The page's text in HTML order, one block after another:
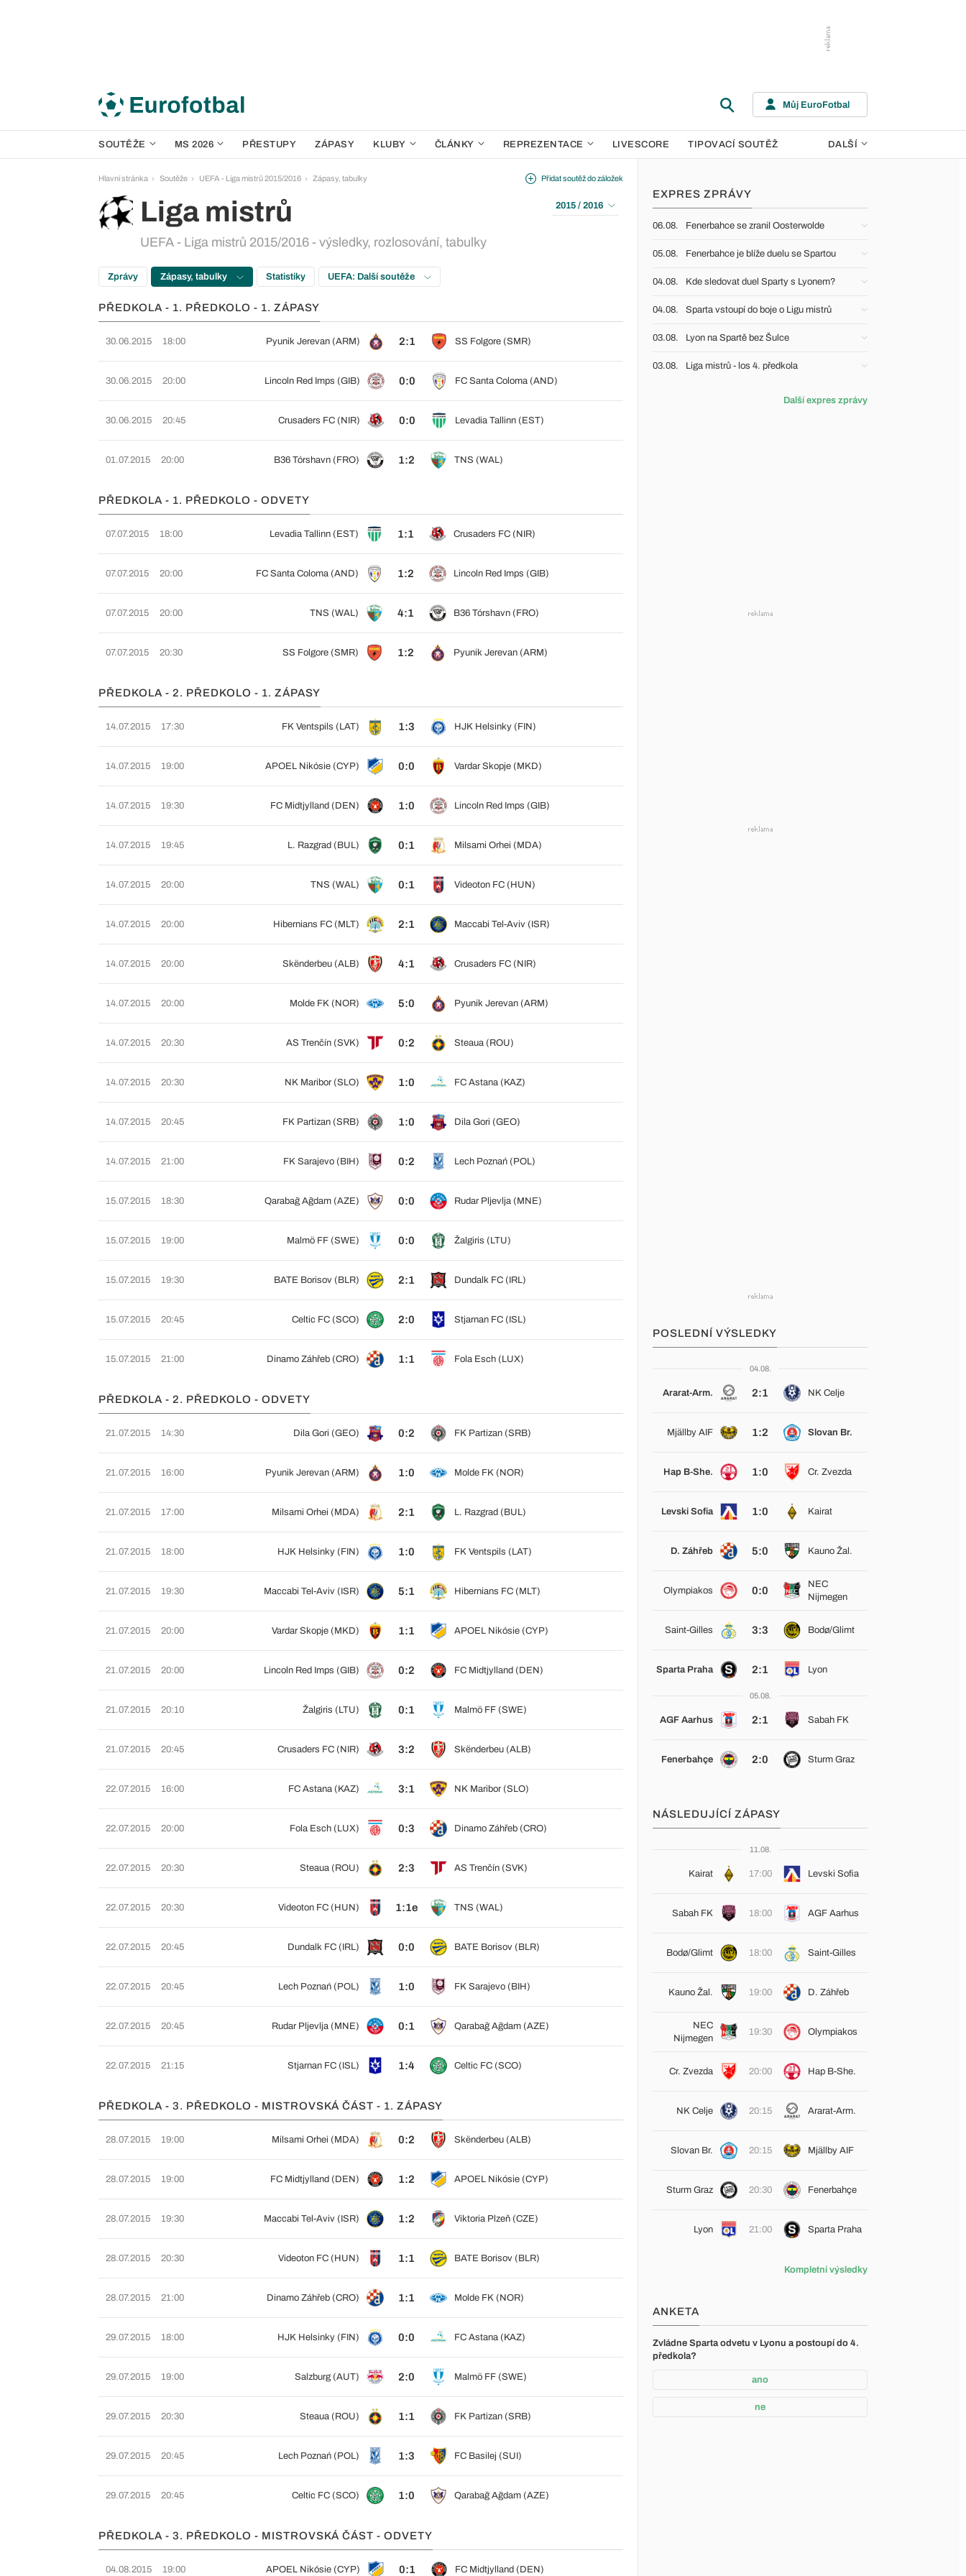
Můj EuroFotbal
SOUTĚŽE MS 2026 PŘESTUPY ZÁPASY KLUBY ČLÁNKY REPREZENTACE LIVESCORE TIPOVACÍ SOUTĚŽ DALŠÍ
Hlavní stránka Soutěže UEFA - Liga mistrů 2015/2016 Zápasy, tabulky
Liga mistrů
UEFA - Liga mistrů 2015/2016 - výsledky, rozlosování, tabulky
Přidat soutěž do záložek
2015 / 2016
Zprávy Zápasy, tabulky Statistiky UEFA: Další soutěže
PŘEDKOLA - 1. PŘEDKOLO - 1. ZÁPASY
30.06.2015 18:00 Pyunik Jerevan (ARM) 2:1 SS Folgore (SMR)
30.06.2015 20:00 Lincoln Red Imps (GIB) 0:0 FC Santa Coloma (AND)
30.06.2015 20:45 Crusaders FC (NIR) 0:0 Levadia Tallinn (EST)
01.07.2015 20:00 B36 Tórshavn (FRO) 1:2 TNS (WAL)
PŘEDKOLA - 1. PŘEDKOLO - ODVETY
07.07.2015 18:00 Levadia Tallinn (EST) 1:1 Crusaders FC (NIR)
07.07.2015 20:00 FC Santa Coloma (AND) 1:2 Lincoln Red Imps (GIB)
07.07.2015 20:00 TNS (WAL) 4:1 B36 Tórshavn (FRO)
07.07.2015 20:30 SS Folgore (SMR) 1:2 Pyunik Jerevan (ARM)
PŘEDKOLA - 2. PŘEDKOLO - 1. ZÁPASY
14.07.2015 17:30 FK Ventspils (LAT) 1:3 HJK Helsinky (FIN)
14.07.2015 19:00 APOEL Nikósie (CYP) 0:0 Vardar Skopje (MKD)
14.07.2015 19:30 FC Midtjylland (DEN) 1:0 Lincoln Red Imps (GIB)
14.07.2015 19:45 L. Razgrad (BUL) 0:1 Milsami Orhei (MDA)
14.07.2015 20:00 TNS (WAL) 0:1 Videoton FC (HUN)
14.07.2015 20:00 Hibernians FC (MLT) 2:1 Maccabi Tel-Aviv (ISR)
14.07.2015 20:00 Skënderbeu (ALB) 4:1 Crusaders FC (NIR)
14.07.2015 20:00 Molde FK (NOR) 5:0 Pyunik Jerevan (ARM)
14.07.2015 20:30 AS Trenčín (SVK) 0:2 Steaua (ROU)
14.07.2015 20:30 NK Maribor (SLO) 1:0 FC Astana (KAZ)
14.07.2015 20:45 FK Partizan (SRB) 1:0 Dila Gori (GEO)
14.07.2015 21:00 FK Sarajevo (BIH) 0:2 Lech Poznań (POL)
15.07.2015 18:30 Qarabağ Ağdam (AZE) 0:0 Rudar Pljevlja (MNE)
15.07.2015 19:00 Malmö FF (SWE) 0:0 Žalgiris (LTU)
15.07.2015 19:30 BATE Borisov (BLR) 2:1 Dundalk FC (IRL)
15.07.2015 20:45 Celtic FC (SCO) 2:0 Stjarnan FC (ISL)
15.07.2015 21:00 Dinamo Záhřeb (CRO) 1:1 Fola Esch (LUX)
PŘEDKOLA - 2. PŘEDKOLO - ODVETY
21.07.2015 14:30 Dila Gori (GEO) 0:2 FK Partizan (SRB)
21.07.2015 16:00 Pyunik Jerevan (ARM) 1:0 Molde FK (NOR)
21.07.2015 17:00 Milsami Orhei (MDA) 2:1 L. Razgrad (BUL)
21.07.2015 18:00 HJK Helsinky (FIN) 1:0 FK Ventspils (LAT)
21.07.2015 19:30 Maccabi Tel-Aviv (ISR) 5:1 Hibernians FC (MLT)
21.07.2015 20:00 Vardar Skopje (MKD) 1:1 APOEL Nikósie (CYP)
21.07.2015 20:00 Lincoln Red Imps (GIB) 0:2 FC Midtjylland (DEN)
21.07.2015 20:10 Žalgiris (LTU) 0:1 Malmö FF (SWE)
21.07.2015 20:45 Crusaders FC (NIR) 3:2 Skënderbeu (ALB)
22.07.2015 16:00 FC Astana (KAZ) 3:1 NK Maribor (SLO)
22.07.2015 20:00 Fola Esch (LUX) 0:3 Dinamo Záhřeb (CRO)
22.07.2015 20:30 Steaua (ROU) 2:3 AS Trenčín (SVK)
22.07.2015 20:30 Videoton FC (HUN) 1:1e TNS (WAL)
22.07.2015 20:45 Dundalk FC (IRL) 0:0 BATE Borisov (BLR)
22.07.2015 20:45 Lech Poznań (POL) 1:0 FK Sarajevo (BIH)
22.07.2015 20:45 Rudar Pljevlja (MNE) 0:1 Qarabağ Ağdam (AZE)
22.07.2015 21:15 Stjarnan FC (ISL) 1:4 Celtic FC (SCO)
PŘEDKOLA - 3. PŘEDKOLO - MISTROVSKÁ ČÁST - 1. ZÁPASY
28.07.2015 19:00 Milsami Orhei (MDA) 0:2 Skënderbeu (ALB)
28.07.2015 19:00 FC Midtjylland (DEN) 1:2 APOEL Nikósie (CYP)
28.07.2015 19:30 Maccabi Tel-Aviv (ISR) 1:2 Viktoria Plzeň (CZE)
28.07.2015 20:30 Videoton FC (HUN) 1:1 BATE Borisov (BLR)
28.07.2015 21:00 Dinamo Záhřeb (CRO) 1:1 Molde FK (NOR)
29.07.2015 18:00 HJK Helsinky (FIN) 0:0 FC Astana (KAZ)
29.07.2015 19:00 Salzburg (AUT) 2:0 Malmö FF (SWE)
29.07.2015 20:30 Steaua (ROU) 1:1 FK Partizan (SRB)
29.07.2015 20:45 Lech Poznań (POL) 1:3 FC Basilej (SUI)
29.07.2015 20:45 Celtic FC (SCO) 1:0 Qarabağ Ağdam (AZE)
PŘEDKOLA - 3. PŘEDKOLO - MISTROVSKÁ ČÁST - ODVETY
04.08.2015 19:00 APOEL Nikósie (CYP) 0:1 FC Midtjylland (DEN)
EXPRES ZPRÁVY
06.08. Fenerbahce se zranil Oosterwolde
05.08. Fenerbahce je blíže duelu se Spartou
04.08. Kde sledovat duel Sparty s Lyonem?
04.08. Sparta vstoupí do boje o Ligu mistrů
03.08. Lyon na Spartě bez Šulce
03.08. Liga mistrů - los 4. předkola
Další expres zprávy
POSLEDNÍ VÝSLEDKY
04.08.
Ararat-Arm. 2:1 NK Celje
Mjällby AIF 1:2 Slovan Br.
Hap B-She. 1:0 Cr. Zvezda
Levski Sofia 1:0 Kairat
D. Záhřeb 5:0 Kauno Žal.
Olympiakos 0:0
NEC
Nijmegen
Saint-Gilles 3:3 Bodø/Glimt
Sparta Praha 2:1 Lyon
05.08.
AGF Aarhus 2:1 Sabah FK
Fenerbahçe 2:0 Sturm Graz
NÁSLEDUJÍCÍ ZÁPASY
11.08.
Kairat 17:00 Levski Sofia
Sabah FK 18:00 AGF Aarhus
Bodø/Glimt 18:00 Saint-Gilles
Kauno Žal. 19:00 D. Záhřeb
NEC
Nijmegen
19:30 Olympiakos
Cr. Zvezda 20:00 Hap B-She.
NK Celje 20:15 Ararat-Arm.
Slovan Br. 20:15 Mjällby AIF
Sturm Graz 20:30 Fenerbahçe
Lyon 21:00 Sparta Praha
Kompletní výsledky
ANKETA
Zvládne Sparta odvetu v Lyonu a postoupí do 4.
předkola?
ano
ne